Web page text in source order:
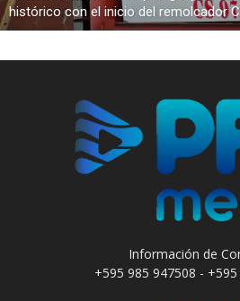
histórico con el inicio del remolcador
Información de
+595 985 947508 -